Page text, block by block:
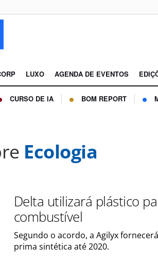
LUXO AGENDA DE EVENTOS
CURSO DE IA BOM REPORT
Ecologia
Delta utilizará plástico
combustível
Segundo o acordo, a Agilyx
prima sintética até 2020.